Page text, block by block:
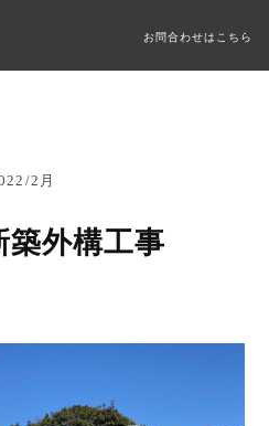
お問合わせはこちら
2月
築外構工事